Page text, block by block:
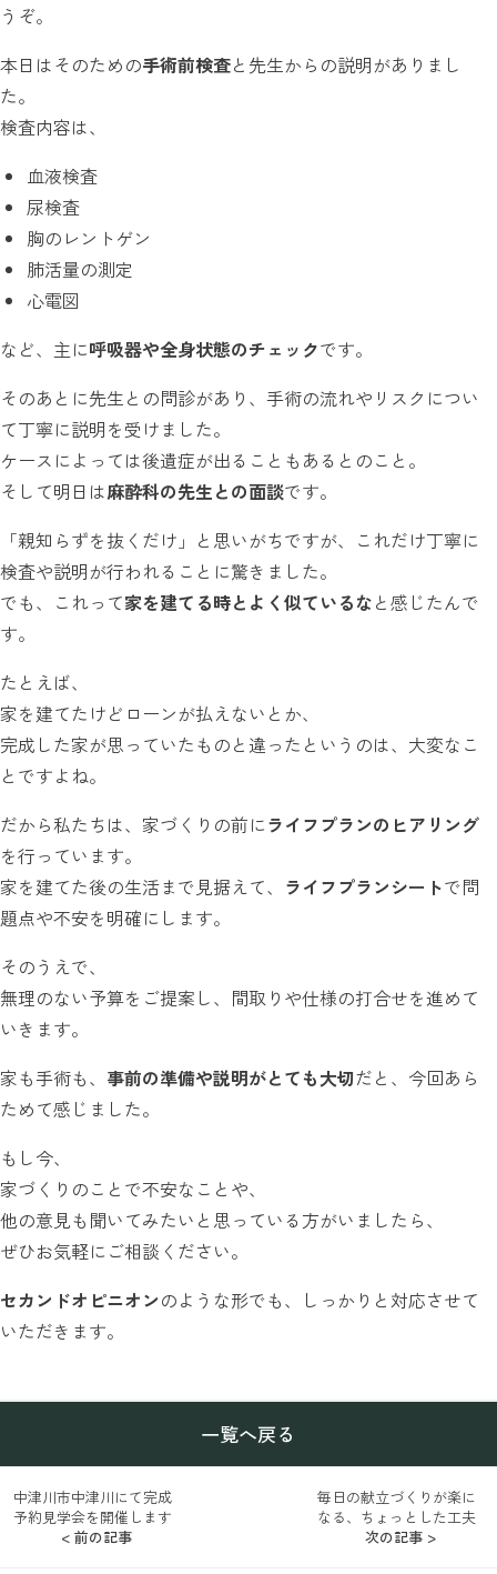
うぞ。
本日はそのための手術前検査と先生からの説明がありまし
た。
検査内容は、
血液検査
尿検査
胸のレントゲン
肺活量の測定
心電図
など、主に呼吸器や全身状態のチェックです。
そのあとに先生との問診があり、手術の流れやリスクについ
て丁寧に説明を受けました。
ケースによっては後遺症が出ることもあるとのこと。
そして明日は麻酔科の先生との面談です。
「親知らずを抜くだけ」と思いがちですが、これだけ丁寧に
検査や説明が行われることに驚きました。
でも、これって家を建てる時とよく似ているなと感じたんで
す。
たとえば、
家を建てたけどローンが払えないとか、
完成した家が思っていたものと違ったというのは、大変なこ
とですよね。
だから私たちは、家づくりの前にライフプランのヒアリング
を行っています。
家を建てた後の生活まで見据えて、 ライフプランシートで問
題点や不安を明確にします。
そのうえで、
無理のない予算をご提案し、間取りや仕様の打合せを進めて
いきます。
家も手術も、 事前の準備や説明がとても大切だと、今回あら
ためて感じました。
もし今、
家づくりのことで不安なことや、
他の意見も聞いてみたいと思っている方がいましたら、
ぜひお気軽にご相談ください。
セカンドオピニオンのような形でも、しっかりと対応させて
いただきます。
< 前の記事
中津川市中津川にて完成
予約見学会を開催します
一覧へ戻る
毎日の献立づくりが楽に
なる、ちょっとした工夫
次の記事 >